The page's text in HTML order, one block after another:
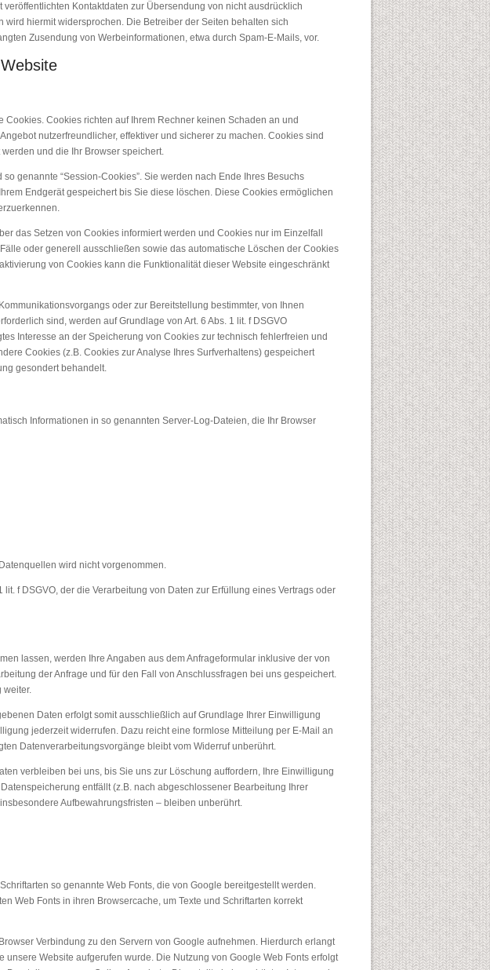
Kontaktdaten zur Übersendung von nicht ausdrücklich
hiermit widersprochen. Die Betreiber der Seiten behalten sich
Zusendung von Werbeinformationen, etwa durch Spam-E-Mails, vor.
Cookies richten auf Ihrem Rechner keinen Schaden an und
nutzerfreundlicher, effektiver und sicherer zu machen. Cookies sind
und die Ihr Browser speichert.
genannte “Session-Cookies”. Sie werden nach Ende Ihres Besuchs
Endgerät gespeichert bis Sie diese löschen. Diese Cookies ermöglichen
das Setzen von Cookies informiert werden und Cookies nur im Einzelfall
oder generell ausschließen sowie das automatische Löschen der Cookies
von Cookies kann die Funktionalität dieser Website eingeschränkt
oder zur Bereitstellung bestimmter, von Ihnen
sind, werden auf Grundlage von Art. 6 Abs. 1 lit. f DSGVO
Interesse an der Speicherung von Cookies zur technisch fehlerfreien und
Cookies (z.B. Cookies zur Analyse Ihres Surfverhaltens) gespeichert
gesondert behandelt.
Informationen in so genannten Server-Log-Dateien, die Ihr Browser
wird nicht vorgenommen.
f DSGVO, der die Verarbeitung von Daten zur Erfüllung eines Vertrags oder
lassen, werden Ihre Angaben aus dem Anfrageformular inklusive der von
der Anfrage und für den Fall von Anschlussfragen bei uns gespeichert.
weiter.
Daten erfolgt somit ausschließlich auf Grundlage Ihrer Einwilligung
jederzeit widerrufen. Dazu reicht eine formlose Mitteilung per E-Mail an
Datenverarbeitungsvorgänge bleibt vom Widerruf unberührt.
verbleiben bei uns, bis Sie uns zur Löschung auffordern, Ihre Einwilligung
entfällt (z.B. nach abgeschlossener Bearbeitung Ihrer
Aufbewahrungsfristen – bleiben unberührt.
so genannte Web Fonts, die von Google bereitgestellt werden.
Web Fonts in ihren Browsercache, um Texte und Schriftarten korrekt
Verbindung zu den Servern von Google aufnehmen. Hierdurch erlangt
unsere Website aufgerufen wurde. Die Nutzung von Google Web Fonts erfolgt